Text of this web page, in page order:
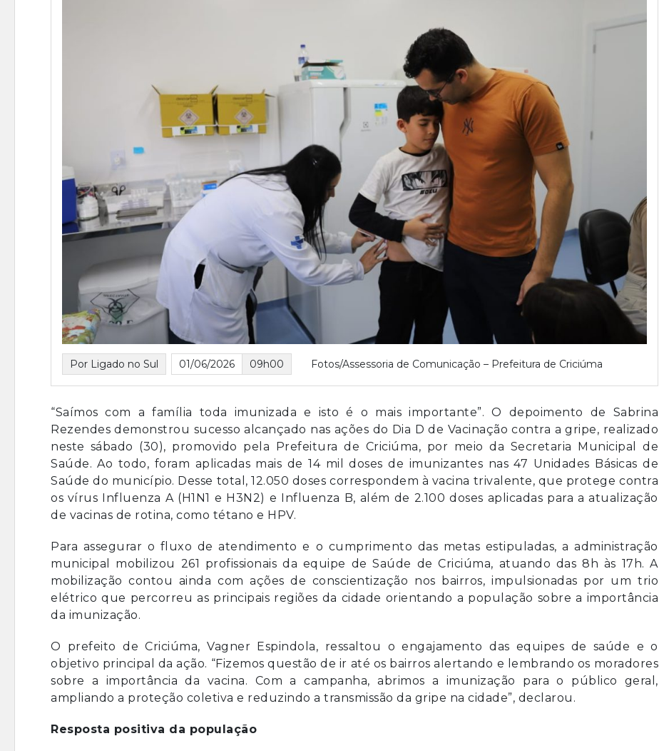
Por Ligado no Sul 01/06/2026 09h00 Fotos/Assessoria de Comunicação – Prefeitura de Criciúma
“Saímos com a família toda imunizada e isto é o mais importante”. O depoimento de Sabrina
Rezendes demonstrou sucesso alcançado nas ações do Dia D de Vacinação contra a gripe, realizado
neste sábado (30), promovido pela Prefeitura de Criciúma, por meio da Secretaria Municipal de
Saúde. Ao todo, foram aplicadas mais de 14 mil doses de imunizantes nas 47 Unidades Básicas de
Saúde do município. Desse total, 12.050 doses correspondem à vacina trivalente, que protege contra
os vírus Influenza A (H1N1 e H3N2) e Influenza B, além de 2.100 doses aplicadas para a atualização
de vacinas de rotina, como tétano e HPV.
Para assegurar o fluxo de atendimento e o cumprimento das metas estipuladas, a administração
municipal mobilizou 261 profissionais da equipe de Saúde de Criciúma, atuando das 8h às 17h. A
mobilização contou ainda com ações de conscientização nos bairros, impulsionadas por um trio
elétrico que percorreu as principais regiões da cidade orientando a população sobre a importância
da imunização.
O prefeito de Criciúma, Vagner Espindola, ressaltou o engajamento das equipes de saúde e o
objetivo principal da ação. “Fizemos questão de ir até os bairros alertando e lembrando os moradores
sobre a importância da vacina. Com a campanha, abrimos a imunização para o público geral,
ampliando a proteção coletiva e reduzindo a transmissão da gripe na cidade”, declarou.
Resposta positiva da população